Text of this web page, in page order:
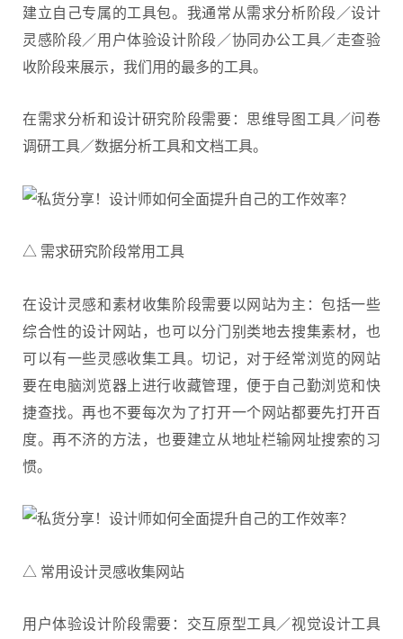
建立自己专属的工具包。我通常从需求分析阶段／设计
灵感阶段／用户体验设计阶段／协同办公工具／走查验
收阶段来展示，我们用的最多的工具。
在需求分析和设计研究阶段需要：思维导图工具／问卷
调研工具／数据分析工具和文档工具。
△ 需求研究阶段常用工具
在设计灵感和素材收集阶段需要以网站为主：包括一些
综合性的设计网站，也可以分门别类地去搜集素材，也
可以有一些灵感收集工具。切记，对于经常浏览的网站
要在电脑浏览器上进行收藏管理，便于自己勤浏览和快
捷查找。再也不要每次为了打开一个网站都要先打开百
度。再不济的方法，也要建立从地址栏输网址搜索的习
惯。
△ 常用设计灵感收集网站
用户体验设计阶段需要：交互原型工具／视觉设计工具